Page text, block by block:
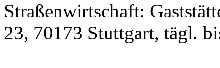
Straßenwirtschaft:
23, 70173 Stuttgart, tägl.